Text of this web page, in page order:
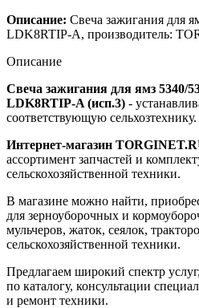
Описание: Свеча зажигания для
LDK8RTIP-A, производитель:
Описание
Свеча зажигания для ямз 5340/
LDK8RTIP-A (исп.3) -
соответствующую сельхозтехнику.
Интернет-магазин
ассортимент запчастей и
сельскохозяйственной техники.
В магазине можно найти,
для зерноуборочных и
мульчеров, жаток, сеялок,
сельскохозяйственной техники.
Предлагаем широкий спектр
по каталогу, консультации
и ремонт техники.